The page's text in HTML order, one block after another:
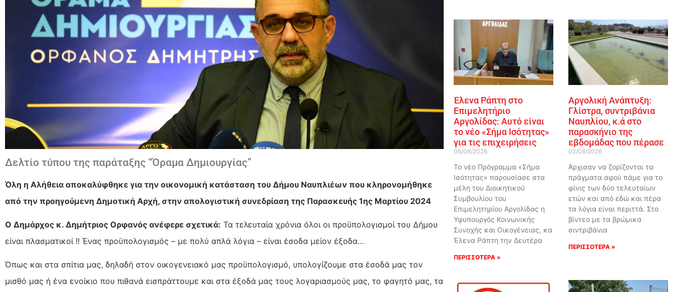
Δελτίο τύπου της παράταξης “Όραμα Δημιουργίας”
Όλη η Αλήθεια αποκαλύφθηκε για την οικονομική κατάσταση του Δήμου Ναυπλιέων που κληρονομήθηκε
από την προηγούμενη Δημοτική Αρχή, στην απολογιστική συνεδρίαση της Παρασκευής 1ης Μαρτίου 2024
Ο Δημάρχος κ. Δημήτριος Ορφανός ανέφερε σχετικά: Τα τελευταία χρόνια όλοι οι προϋπολογισμοί του Δήμου
είναι πλασματικοί !! Ένας προϋπολογισμός – με πολύ απλά λόγια – είναι έσοδα μείον έξοδα…
Όπως και στα σπίτια μας, δηλαδή στον οικογενειακό μας προϋπολογισμό, υπολογίζουμε στα έσοδά μας τον
μισθό μας ή ένα ενοίκιο που πιθανά εισπράττουμε και στα έξοδά μας τους λογαριασμούς μας, το φαγητό μας, τα
Έλενα Ράπτη στο
Επιμελητήριο
Αργολίδας: Αυτό είναι
το νέο «Σήμα Ισότητας»
για τις επιχειρήσεις
06/08/2026
Το νέο Πρόγραμμα «Σήμα
Ισότητας» παρουσίασε στα
μέλη του Διοικητικού
Συμβουλίου του
Επιμελητηρίου Αργολίδας η
Υφυπουργός Κοινωνικής
Συνοχής και Οικογένειας, κα
Έλενα Ράπτη την Δευτέρα
ΠΕΡΙΣΣΟΤΕΡΑ »
Αργολική Ανάπτυξη:
Γλίστρα, συντριβάνια
Ναυπλίου, κ.ά στο
παρασκήνιο της
εβδομάδας που πέρασε
02/08/2026
Άρχισαν να ζορίζονται τα
πράγματα αφού πάμε για το
φίνις των δύο τελευταίων
ετών και από εδώ και πέρα
τα λόγια είναι περιττά. Στο
βίντεο με τα βρώμικα
σιντριβάνια
ΠΕΡΙΣΣΟΤΕΡΑ »